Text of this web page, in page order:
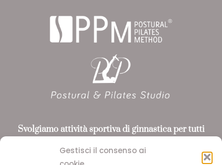
Gestisci il consenso ai
Svolgiamo attività sportiva di ginnastica per tutti
Pilates e Yoga